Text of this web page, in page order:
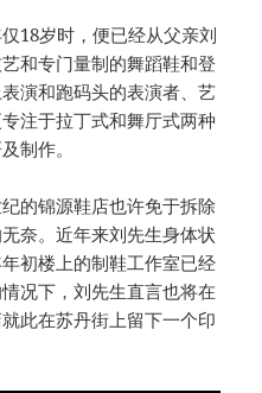
18岁时，便已经从父亲刘
和专门量制的舞蹈鞋和登
演和跑码头的表演者、艺
注于拉丁式和舞厅式两种
制作。
的锦源鞋店也许免于拆除
奈。近年来刘先生身体状
初楼上的制鞋工作室已经
况下，刘先生直言也将在
此在苏丹街上留下一个印